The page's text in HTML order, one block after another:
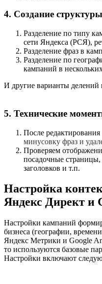
4. Создание
Разделение по типу
сети Яндекса (РСЯ),
Разделение фраз в
Разделение по
кампаний в
И другие варианты делений
5. Технические
После
минусовку фраз и
Проверяем
посадочные страницы,
заголовков и т.п.
Настройка
Яндекс Директ и
Настройки кампаний
бизнеса (географии,
Яндекс Метрики и Google
то используются базовые
Настройки включают